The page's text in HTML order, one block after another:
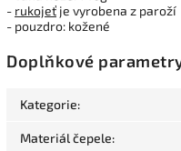
- rukojeť je vyrobena z paroží
- pouzdro: kožené
Doplňkové
Kategorie:
Materiál čepele: